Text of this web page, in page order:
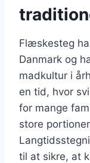
Flæskesteg
Danmark og
madkultur i
en tid, hvor
for mange
store
til at sikre, at